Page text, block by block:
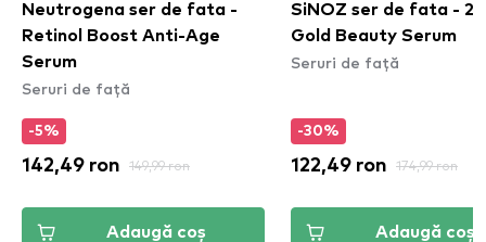
Neutrogena ser de fata -
Retinol Boost Anti-Age
Serum
Seruri de față
-5%
142,49 ron 149,99 ron
Adaugă coș
SiNOZ ser de fata -
Gold Beauty Serum
Seruri de față
-30%
122,49 ron 174,99 ron
Adaugă coș